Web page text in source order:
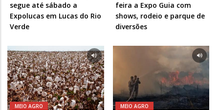
segue até sábado a
Expolucas em Lucas do Rio
Verde
feira a Expo Guia com
shows, rodeio e parque de
diversões
MEIO AGRO MEIO AGRO